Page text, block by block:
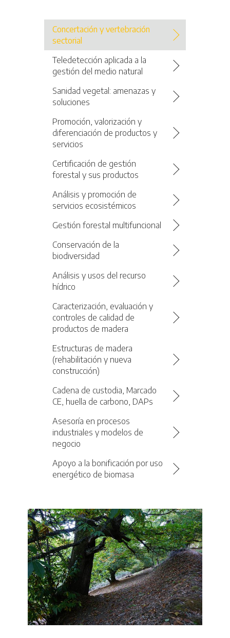
Concertación y vertebración
sectorial
Teledetección aplicada a la
gestión del medio natural
Sanidad vegetal: amenazas y
soluciones
Promoción, valorización y
diferenciación de productos y
servicios
Certificación de gestión
forestal y sus productos
Análisis y promoción de
servicios ecosistémicos
Gestión forestal multifuncional
Conservación de la
biodiversidad
Análisis y usos del recurso
hídrico
Caracterización, evaluación y
controles de calidad de
productos de madera
Estructuras de madera
(rehabilitación y nueva
construcción)
Cadena de custodia, Marcado
CE, huella de carbono, DAPs
Asesoría en procesos
industriales y modelos de
negocio
Apoyo a la bonificación por uso
energético de biomasa